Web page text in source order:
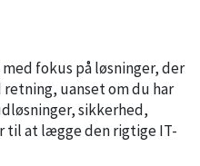
fokus på løsninger, der
uanset om du har
sikkerhed,
til at lægge den rigtige IT-